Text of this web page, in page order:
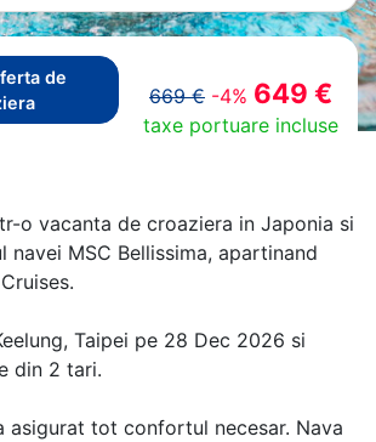
de
669 € -4% 649 €
taxe portuare incluse
o vacanta de croaziera in Japonia si
navei MSC Bellissima, apartinand
Taipei pe 28 Dec 2026 si
din 2 tari.
asigurat tot confortul necesar. Nava